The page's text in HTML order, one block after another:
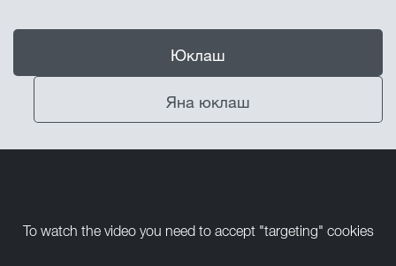
Юклаш
Яна юклаш
To watch the video you need to accept "targeting" cookies